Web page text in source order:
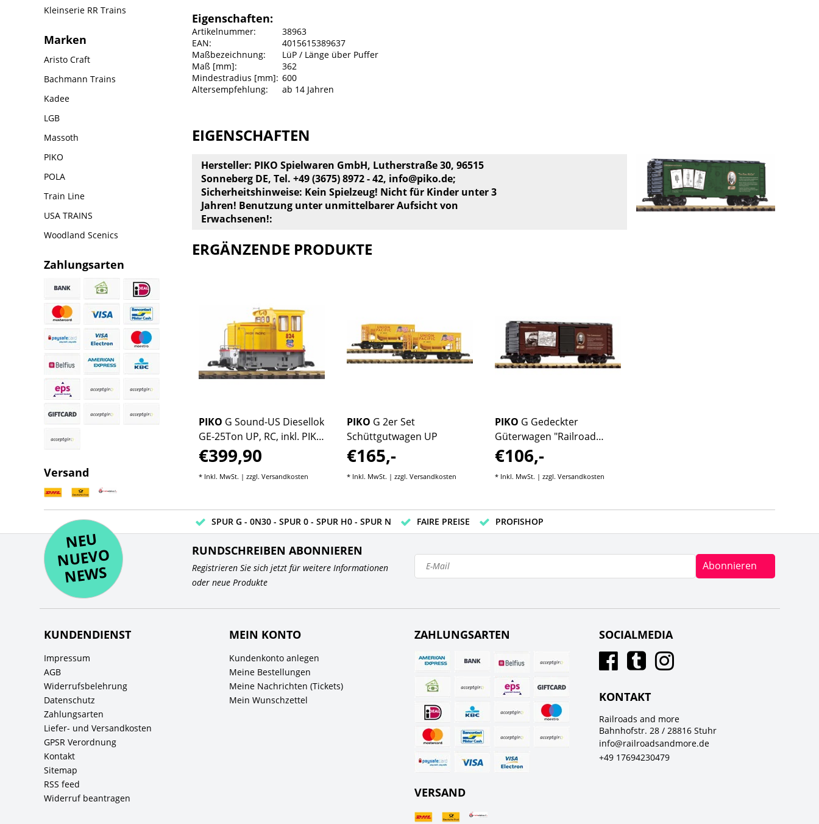
Kleinserie RR Trains
Marken
Aristo Craft
Bachmann Trains
Kadee
LGB
Massoth
PIKO
POLA
Train Line
USA TRAINS
Woodland Scenics
Zahlungsarten
Versand
Eigenschaften:
Artikelnummer:
38963
EAN:
4015615389637
Maßbezeichnung:
LüP / Länge über Puffer
Maß [mm]:
362
Mindestradius [mm]: 600
Altersempfehlung:
ab 14 Jahren
EIGENSCHAFTEN
Hersteller: PIKO Spielwaren GmbH, Lutherstraße 30, 96515
Sonneberg DE, Tel. +49 (3675) 8972 - 42, info@piko.de;
Sicherheitshinweise: Kein Spielzeug! Nicht für Kinder unter 3
Jahren! Benutzung unter unmittelbarer Aufsicht von
Erwachsenen!:
ERGÄNZENDE PRODUKTE
PIKO G Sound-US Diesellok
GE-25Ton UP, RC, inkl. PIKO
Sound-Decoder
€399,90
* Inkl. MwSt. | zzgl. Versandkosten
PIKO G 2er Set
Schüttgutwagen UP
€165,-
* Inkl. MwSt. | zzgl. Versandkosten
PIKO G Gedeckter
Güterwagen "Railroad
Nostalgia" #1
€106,-
* Inkl. MwSt. | zzgl. Versandkosten
SPUR G - 0N30 - SPUR 0 - SPUR H0 - SPUR N FAIRE PREISE PROFISHOP
NE
U
N
UEV
O
NE
WS
RUNDSCHREIBEN ABONNIEREN
Registrieren Sie sich jetzt für weitere Informationen
oder neue Produkte
Abonnieren
KUNDENDIENST
Impressum
AGB
Widerrufsbelehrung
Datenschutz
Zahlungsarten
Liefer- und Versandkosten
GPSR Verordnung
Kontakt
Sitemap
RSS feed
Widerruf beantragen
MEIN KONTO
Kundenkonto anlegen
Meine Bestellungen
Meine Nachrichten (Tickets)
Mein Wunschzettel
ZAHLUNGSARTEN
VERSAND
SOCIALMEDIA
KONTAKT
Railroads and more
Bahnhofstr. 28 / 28816 Stuhr
info@railroadsandmore.de
+49 17694230479